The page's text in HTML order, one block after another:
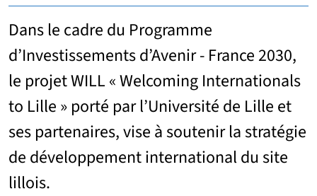
Dans le cadre du Programme
d’Investissements d’Avenir - France 2030,
le projet WILL « Welcoming Internationals
to Lille » porté par l’Université de Lille et
ses partenaires, vise à soutenir la stratégie
de développement international du site
lillois.